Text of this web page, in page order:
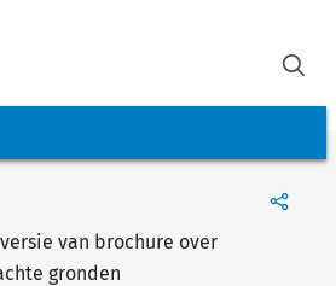
van brochure over
gronden